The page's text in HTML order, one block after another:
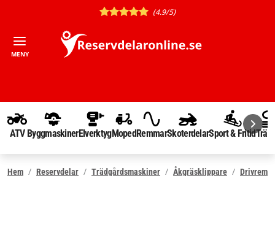
(4.9/5)
MENY
ATV ByggmaskinerElverktygMopedRemmarSkoterdelarSport & Fritid
Hem Reservdelar Trädgårdsmaskiner Åkgräsklippare Drivrem